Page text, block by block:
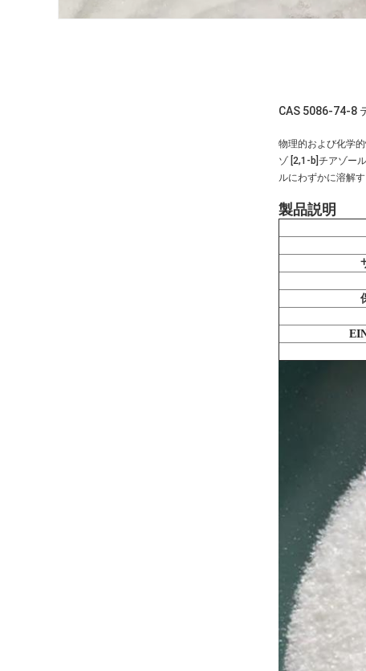
CAS 5086-74-8
物理的および化学
ゾ [2,1-b]チアゾー
ルにわずかに溶解
製品説明